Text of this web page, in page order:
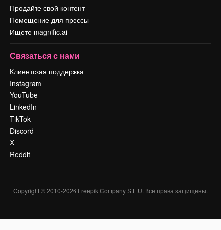
Продайте свой контент
Помещение для прессы
Ищете magnific.ai
Связаться с нами
Клиентская поддержка
Instagram
YouTube
LinkedIn
TikTok
Discord
X
Reddit
Copyright © 2010-2026 Freepik Company S.L.U. Все права защищены.